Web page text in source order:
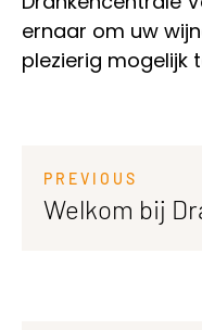
ernaar om uw
plezierig mogelijk
PREVIOUS